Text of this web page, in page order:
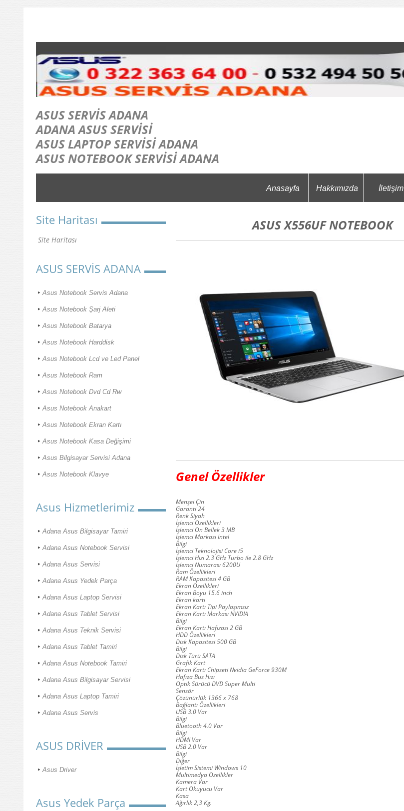
ASUS SERVİS ADANA
ADANA ASUS SERVİSİ
ASUS LAPTOP SERVİSİ ADANA
ASUS NOTEBOOK SERVİSİ ADANA
Anasayfa Hakkımızda İletişim
Site Haritası
Site Haritası
ASUS SERVİS ADANA
Asus Notebook Servis Adana
Asus Notebook Şarj Aleti
Asus Notebook Batarya
Asus Notebook Harddisk
Asus Notebook Lcd ve Led Panel
Asus Notebook Ram
Asus Notebook Dvd Cd Rw
Asus Notebook Anakart
Asus Notebook Ekran Kartı
Asus Notebook Kasa Değişimi
Asus Bilgisayar Servisi Adana
Asus Notebook Klavye
Asus Hizmetlerimiz
Adana Asus Bilgisayar Tamiri
Adana Asus Notebook Servisi
Adana Asus Servisi
Adana Asus Yedek Parça
Adana Asus Laptop Servisi
Adana Asus Tablet Servisi
Adana Asus Teknik Servisi
Adana Asus Tablet Tamiri
Adana Asus Notebook Tamiri
Adana Asus Bilgisayar Servisi
Adana Asus Laptop Tamiri
Adana Asus Servis
ASUS DRİVER
Asus Driver
Asus Yedek Parça
ASUS X556UF NOTEBOOK
Genel Özellikler
Menşei Çin
Garanti 24
Renk Siyah
İşlemci Özellikleri
İşlemci Ön Bellek 3 MB
İşlemci Markası Intel
Bilgi
İşlemci Teknolojisi Core i5
İşlemci Hızı 2.3 GHz Turbo ile 2.8 GHz
İşlemci Numarası 6200U
Ram Özellikleri
RAM Kapasitesi 4 GB
Ekran Özellikleri
Ekran Boyu 15.6 inch
Ekran kartı
Ekran Kartı Tipi Paylaşımsız
Ekran Kartı Markası NVIDIA
Bilgi
Ekran Kartı Hafızası 2 GB
HDD Özellikleri
Disk Kapasitesi 500 GB
Bilgi
Disk Türü SATA
Grafik Kart
Ekran Kartı Chipseti Nvidia GeForce 930M
Hafıza Bus Hızı
Optik Sürücü DVD Super Multi
Sensör
Çözünürlük 1366 x 768
Bağlantı Özellikleri
USB 3.0 Var
Bilgi
Bluetooth 4.0 Var
Bilgi
HDMI Var
USB 2.0 Var
Bilgi
Diğer
İşletim Sistemi Windows 10
Multimedya Özellikler
Kamera Var
Kart Okuyucu Var
Kasa
Ağırlık 2,3 Kg.